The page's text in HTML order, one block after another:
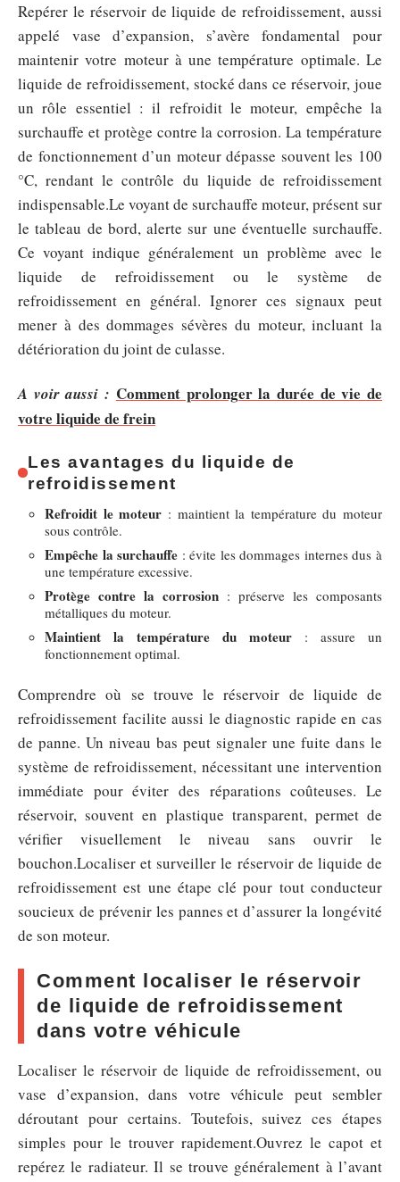
Repérer le réservoir de liquide de refroidissement, aussi
appelé vase d’expansion, s’avère fondamental pour
maintenir votre moteur à une température optimale. Le
liquide de refroidissement, stocké dans ce réservoir, joue
un rôle essentiel : il refroidit le moteur, empêche la
surchauffe et protège contre la corrosion. La température
de fonctionnement d’un moteur dépasse souvent les 100
°C, rendant le contrôle du liquide de refroidissement
indispensable.Le voyant de surchauffe moteur, présent sur
le tableau de bord, alerte sur une éventuelle surchauffe.
Ce voyant indique généralement un problème avec le
liquide de refroidissement ou le système de
refroidissement en général. Ignorer ces signaux peut
mener à des dommages sévères du moteur, incluant la
détérioration du joint de culasse.
A voir aussi : Comment prolonger la durée de vie de
votre liquide de frein
Les avantages du liquide de
refroidissement
Refroidit le moteur : maintient la température du moteur
sous contrôle.
Empêche la surchauffe : évite les dommages internes dus à
une température excessive.
Protège contre la corrosion : préserve les composants
métalliques du moteur.
Maintient la température du moteur : assure un
fonctionnement optimal.
Comprendre où se trouve le réservoir de liquide de
refroidissement facilite aussi le diagnostic rapide en cas
de panne. Un niveau bas peut signaler une fuite dans le
système de refroidissement, nécessitant une intervention
immédiate pour éviter des réparations coûteuses. Le
réservoir, souvent en plastique transparent, permet de
vérifier visuellement le niveau sans ouvrir le
bouchon.Localiser et surveiller le réservoir de liquide de
refroidissement est une étape clé pour tout conducteur
soucieux de prévenir les pannes et d’assurer la longévité
de son moteur.
Comment localiser le réservoir
de liquide de refroidissement
dans votre véhicule
Localiser le réservoir de liquide de refroidissement, ou
vase d’expansion, dans votre véhicule peut sembler
déroutant pour certains. Toutefois, suivez ces étapes
simples pour le trouver rapidement.Ouvrez le capot et
repérez le radiateur. Il se trouve généralement à l’avant